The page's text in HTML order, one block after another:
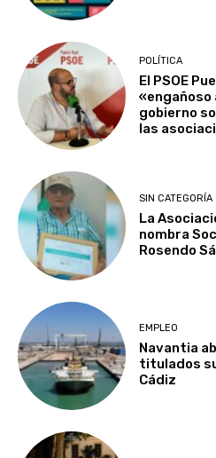
POLÍTICA
El PSOE
«engañoso
gobierno
las
SIN CATEGORÍA
La
nombra
Rosendo
EMPLEO
Navantia
titulados
Cádiz